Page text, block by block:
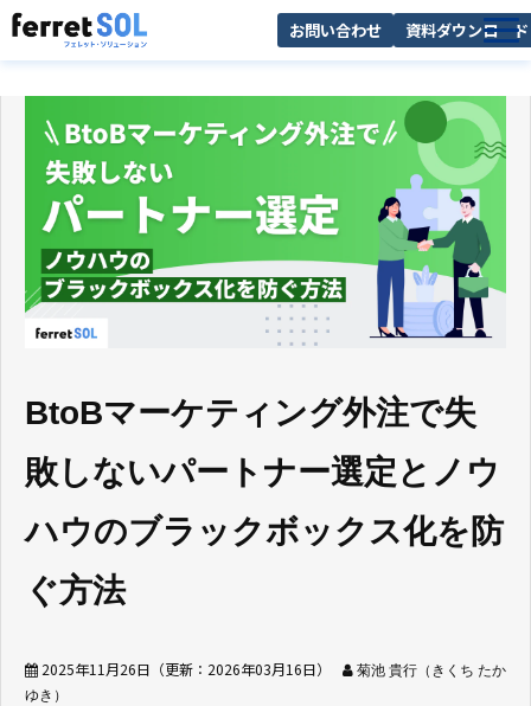
お問い合わせ 資料ダウンロード
サービス一覧
導入事例
お役立ち情報
BtoBマーケティング外注で失
敗しないパートナー選定とノウ
ハウのブラックボックス化を防
ぐ方法
2025年11月26日 （更新： 2026年03月16日）
菊池 貴行（きくち たか
ゆき）